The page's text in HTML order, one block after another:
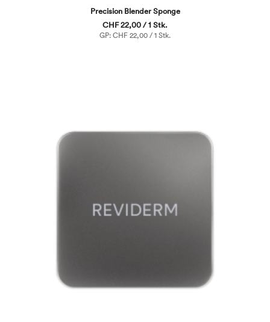
Precision Blender Sponge
CHF 22,00 / 1 Stk.
GP: CHF 22,00 / 1 Stk.